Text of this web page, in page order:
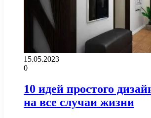
15.05.2023
0
10 идей простого
на все случаи жизни